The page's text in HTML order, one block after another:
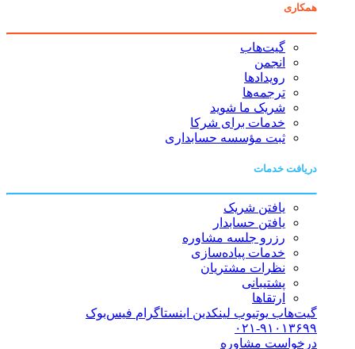
همکاری
گیت‌هاب
انجمن
رویدادها
ترجمه‌ها
شریک ما شوید
خدمات برای شرکا
ثبت مؤسسه حسابداری
دریافت خدمات
یافتن شریک
یافتن حسابدار
رزرو جلسه مشاوره
خدمات پیاده‌سازی
نظرات مشتریان
پشتیبانی
ارتقاها
گیت‌هاب یوتیوب لینکدین اینستاگرام فیس‌بوک
۰۲۱-۹۱۰۱۳۶۹۹
درخواست مشاوره